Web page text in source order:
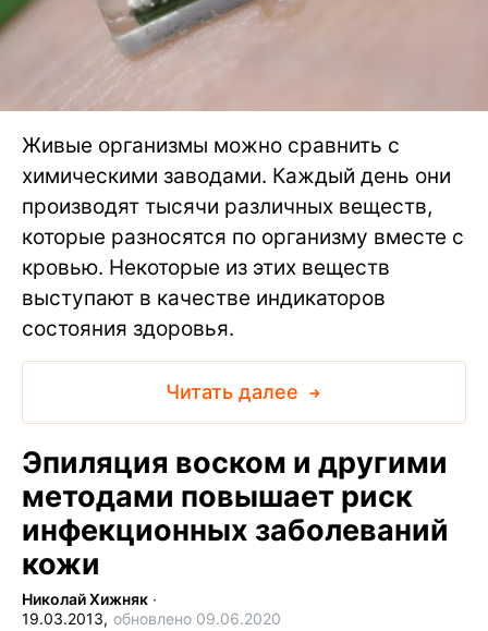
Живые организмы можно сравнить с
химическими заводами. Каждый день они
производят тысячи различных веществ,
которые разносятся по организму вместе с
кровью. Некоторые из этих веществ
выступают в качестве индикаторов
состояния здоровья.
Читать далее
Эпиляция воском и другими
методами повышает риск
инфекционных заболеваний
кожи
Николай Хижняк ∙
19.03.2013, обновлено 09.06.2020